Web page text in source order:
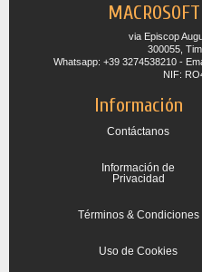
via Episcop
300055,
Whatsapp: +39 3274538210 -
NIF:
Información
Contáctanos
Información de
Privacidad
Términos & Condiciones
Uso de Cookies